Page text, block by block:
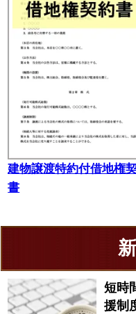
建物譲渡特約付借地権
書
短時
援制